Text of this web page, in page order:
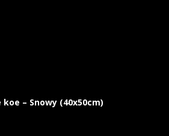
– Snowy (40x50cm)